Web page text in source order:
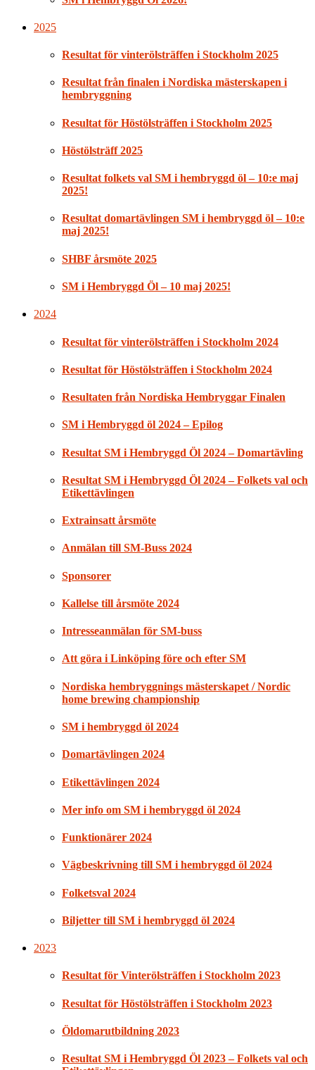
2025
Resultat för vinterölsträffen i Stockholm 2025
Resultat från finalen i Nordiska mästerskapen i
hembryggning
Resultat för Höstölsträffen i Stockholm 2025
Höstölsträff 2025
Resultat folkets val SM i hembryggd öl – 10:e maj
2025!
Resultat domartävlingen SM i hembryggd öl – 10:e
maj 2025!
SHBF årsmöte 2025
SM i Hembryggd Öl – 10 maj 2025!
2024
Resultat för vinterölsträffen i Stockholm 2024
Resultat för Höstölsträffen i Stockholm 2024
Resultaten från Nordiska Hembryggar Finalen
SM i Hembryggd öl 2024 – Epilog
Resultat SM i Hembryggd Öl 2024 – Domartävling
Resultat SM i Hembryggd Öl 2024 – Folkets val och
Etikettävlingen
Extrainsatt årsmöte
Anmälan till SM-Buss 2024
Sponsorer
Kallelse till årsmöte 2024
Intresseanmälan för SM-buss
Att göra i Linköping före och efter SM
Nordiska hembryggnings mästerskapet / Nordic
home brewing championship
SM i hembryggd öl 2024
Domartävlingen 2024
Etikettävlingen 2024
Mer info om SM i hembryggd öl 2024
Funktionärer 2024
Vägbeskrivning till SM i hembryggd öl 2024
Folketsval 2024
Biljetter till SM i hembryggd öl 2024
2023
Resultat för Vinterölsträffen i Stockholm 2023
Resultat för Höstölsträffen i Stockholm 2023
Öldomarutbildning 2023
Resultat SM i Hembryggd Öl 2023 – Folkets val och